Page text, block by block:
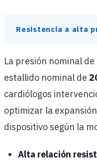
Resistencia a alta
La presión nominal de
estallido nominal de
cardiólogos
optimizar la
dispositivo según la
Alta relación